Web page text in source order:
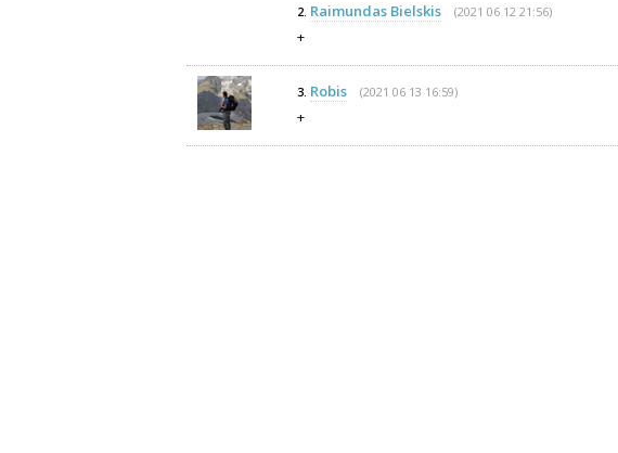
2. Raimundas Bielskis (2021 06 12 21:56)
+
3. Robis (2021 06 13 16:59)
+